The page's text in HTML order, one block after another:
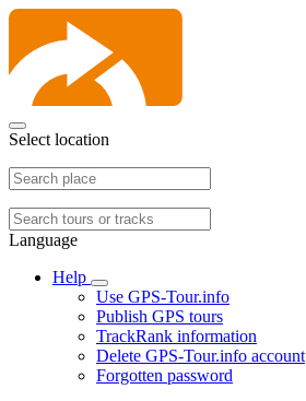
Select location
Language
Help
Use GPS-Tour.info
Publish GPS tours
TrackRank information
Delete GPS-Tour.info account
Forgotten password